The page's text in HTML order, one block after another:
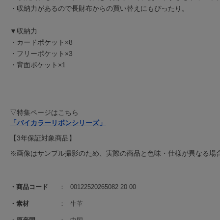
商品コード 00122520265082 20 00
素材 牛革
・収納力があるので長財布からの買い替えにもぴったり。
▼収納力
・カードポケット×8
・フリーポケット×3
・背面ポケット×1
▽特集ページはこちら
「バイカラーリボンシリーズ」
【3年保証対象商品】
※画像はサンプル撮影のため、実際の商品と色味・仕様が異なる場